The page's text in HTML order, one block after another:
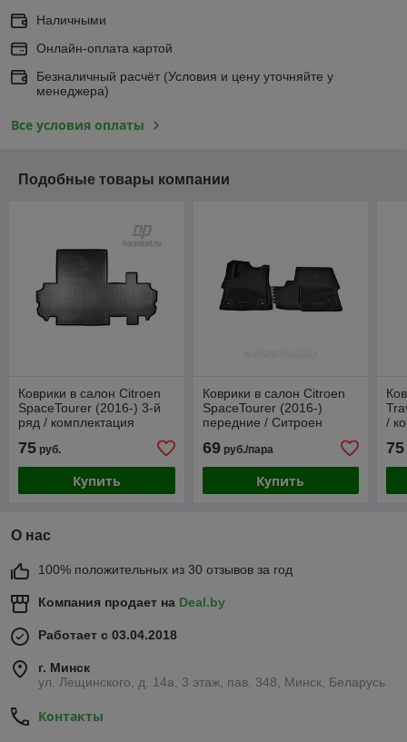
Наличными
Онлайн-оплата картой
Безналичный расчёт (Условия и цену уточняйте у
менеджера)
Все условия оплаты
Подобные товары компании
Коврики в салон Citroen
SpaceTourer (2016-) 3-й
ряд / комплектация
75 руб.
Купить
Коврики в салон Citroen
SpaceTourer (2016-)
передние / Ситроен
69руб./пара
Купить
/
75
О нас
100% положительных из 30 отзывов за год
Компания продает на Deal.by
Работает с 03.04.2018
г. Минск
ул. Лещинского, д. 14а, 3 этаж, пав. 348, Минск, Беларусь
Контакты